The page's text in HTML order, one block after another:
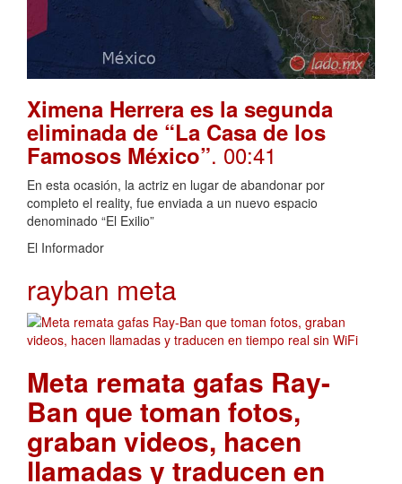
Ximena Herrera es la segunda
eliminada de “La Casa de los
Famosos México”. 00:41
En esta ocasión, la actriz en lugar de abandonar por
completo el reality, fue enviada a un nuevo espacio
denominado “El Exilio”
El Informador
rayban meta
Meta remata gafas Ray-
Ban que toman fotos,
graban videos, hacen
llamadas y traducen en